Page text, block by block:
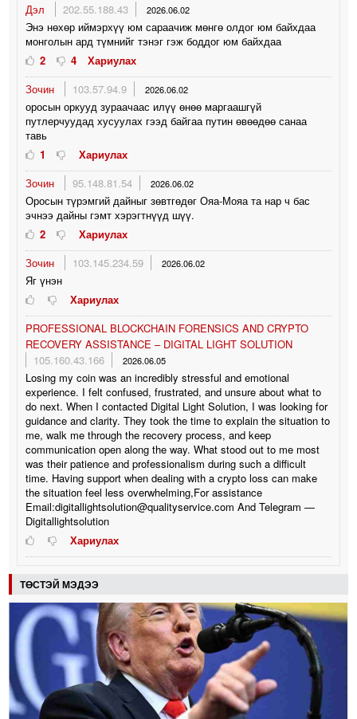
Дэл
202.55.188.43 2026.06.02
Энэ нөхөр иймэрхүү юм сараачиж мөнгө олдог юм байхдаа
монголын ард түмнийг тэнэг гэж боддог юм байхдаа
2
4
Хариулах
Зочин
103.57.94.9 2026.06.02
оросын оркууд зураачаас илүү өнөө маргаашгүй
путлерчуудад хусуулах гээд байгаа путин өвөөдөө санаа
тавь
1
Хариулах
Зочин
95.148.81.54 2026.06.02
Оросын түрэмгий дайныг зөвтгөдөг Ояа-Мояа та нар ч бас
эчнээ дайны гэмт хэрэгтнүүд шүү.
2
Хариулах
Зочин
103.145.234.59 2026.06.02
Яг үнэн
Хариулах
PROFESSIONAL BLOCKCHAIN FORENSICS AND CRYPTO
RECOVERY ASSISTANCE – DIGITAL LIGHT SOLUTION
105.160.43.166
2026.06.05
Losing my coin was an incredibly stressful and emotional
experience. I felt confused, frustrated, and unsure about what to
do next. When I contacted Digital Light Solution, I was looking for
guidance and clarity. They took the time to explain the situation to
me, walk me through the recovery process, and keep
communication open along the way. What stood out to me most
was their patience and professionalism during such a difficult
time. Having support when dealing with a crypto loss can make
the situation feel less overwhelming,For assistance
Email:digitallightsolution@qualityservice.com And Telegram —
Digitallightsolution
Хариулах
ТӨСТЭЙ МЭДЭЭ